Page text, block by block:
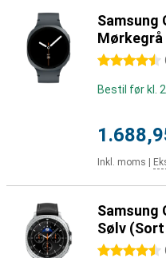
Samsung
Mørkegrå
4.5 stjerner (
Bestil før kl.
Inkl. moms
Samsung
Sølv (Sort
4.5 stjerner (